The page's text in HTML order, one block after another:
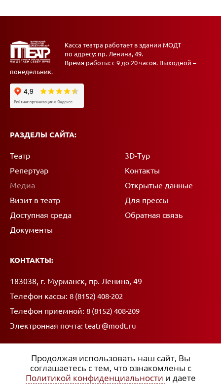
Касса театра работает в здании МОДТ
по адресу: пр. Ленина, 49.
Время работы: с 9 до 20 часов. Выходной –
понедельник.
РАЗДЕЛЫ САЙТА:
Театр
Репертуар
Медиа
Визит в театр
Доступная среда
Документы
3D-Тур
Контакты
Открытые данные
Для прессы
Обратная связь
КОНТАКТЫ:
Адрес:
183038, г. Мурманск, пр. Ленина, 49
Телефон кассы: 8 (8152) 408-202
Телефон приемной: 8 (8152) 408-209
Электронная почта: teatr@modt.ru
ССЫЛКИ:
Продолжая использовать наш сайт, Вы
соглашаетесь с тем, что ознакомлены с
Политикой конфиденциальности и даете